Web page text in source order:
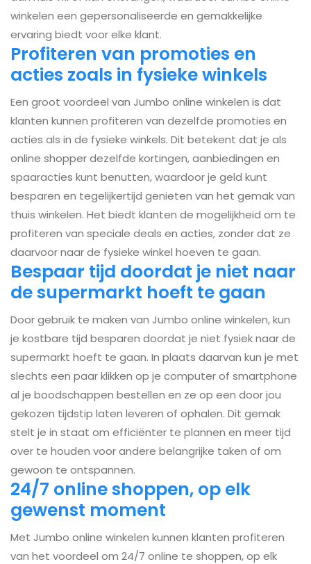
winkelen een gepersonaliseerde en gemakkelijke
ervaring biedt voor elke klant.
Profiteren van promoties en
acties zoals in fysieke winkels
Een groot voordeel van Jumbo online winkelen is dat
klanten kunnen profiteren van dezelfde promoties en
acties als in de fysieke winkels. Dit betekent dat je als
online shopper dezelfde kortingen, aanbiedingen en
spaaracties kunt benutten, waardoor je geld kunt
besparen en tegelijkertijd genieten van het gemak van
thuis winkelen. Het biedt klanten de mogelijkheid om te
profiteren van speciale deals en acties, zonder dat ze
daarvoor naar de fysieke winkel hoeven te gaan.
Bespaar tijd doordat je niet naar
de supermarkt hoeft te gaan
Door gebruik te maken van Jumbo online winkelen, kun
je kostbare tijd besparen doordat je niet fysiek naar de
supermarkt hoeft te gaan. In plaats daarvan kun je met
slechts een paar klikken op je computer of smartphone
al je boodschappen bestellen en ze op een door jou
gekozen tijdstip laten leveren of ophalen. Dit gemak
stelt je in staat om efficiënter te plannen en meer tijd
over te houden voor andere belangrijke taken of om
gewoon te ontspannen.
24/7 online shoppen, op elk
gewenst moment
Met Jumbo online winkelen kunnen klanten profiteren
van het voordeel om 24/7 online te shoppen, op elk